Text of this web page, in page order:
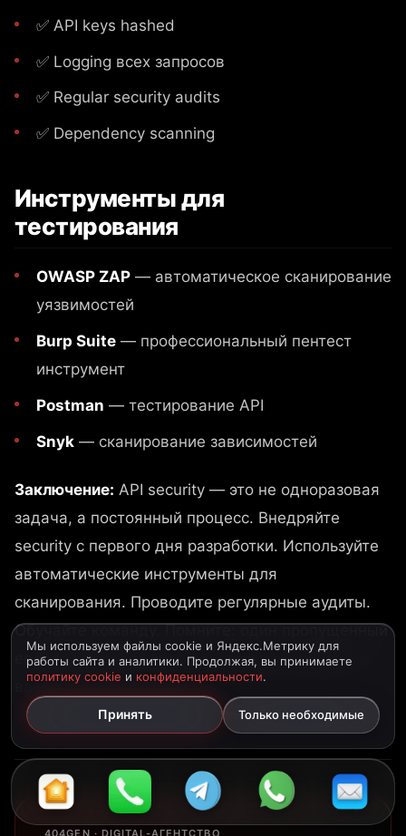
✅ API keys hashed
✅ Logging всех запросов
✅ Regular security audits
✅ Dependency scanning
Инструменты для
тестирования
OWASP ZAP — автоматическое сканирование
уязвимостей
Burp Suite — профессиональный пентест
инструмент
Postman — тестирование API
Snyk — сканирование зависимостей
Заключение: API security — это не одноразовая
задача, а постоянный процесс. Внедряйте
security с первого дня разработки. Используйте
автоматические инструменты для
сканирования. Проводите регулярные аудиты.
Обучайте команду. Помните: один пропущенный
endpoint может стоить миллионы. Защищайте
ваши API как крепость.
404GEN · DIGITAL-АГЕНТСТВО
Мы используем файлы cookie и Яндекс.Метрику для
работы сайта и аналитики. Продолжая, вы принимаете
политику cookie и конфиденциальности.
Принять Только необходимые